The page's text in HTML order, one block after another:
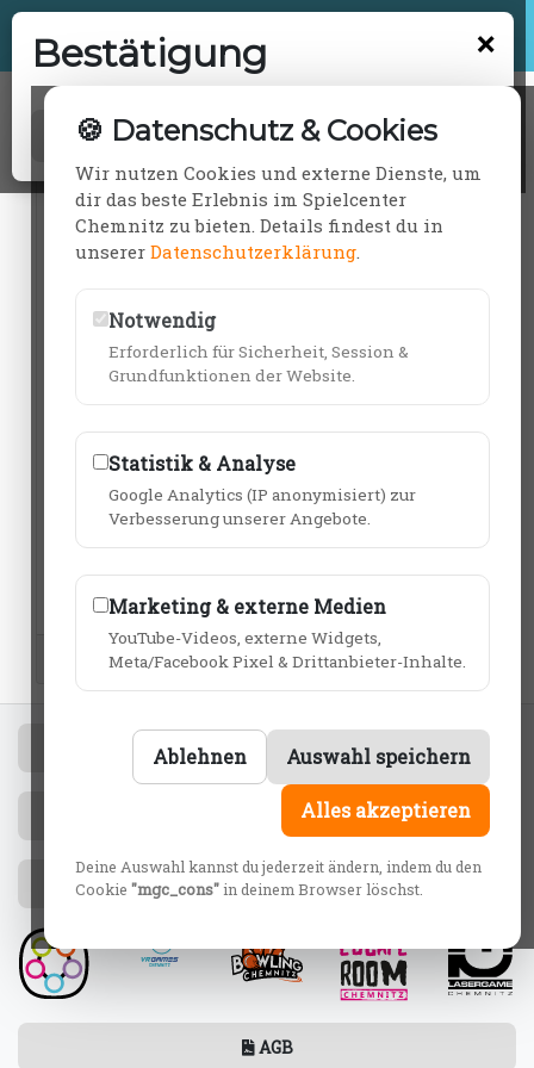
❌
Bestätigung
🍪 Datenschutz & Cookies
Wir nutzen Cookies und externe Dienste, um
dir das beste Erlebnis im Spielcenter
Chemnitz zu bieten. Details findest du in
unserer Datenschutzerklärung.
Notwendig
Erforderlich für Sicherheit, Session &
Grundfunktionen der Website.
Statistik & Analyse
Google Analytics (IP anonymisiert) zur
Verbesserung unserer Angebote.
Marketing & externe Medien
YouTube-Videos, externe Widgets,
Meta/Facebook Pixel & Drittanbieter-Inhalte.
Ablehnen Auswahl speichern
Alles akzeptieren
Deine Auswahl kannst du jederzeit ändern, indem du den
Cookie "mgc_cons"in deinem Browser löschst.
OK
Adventure Minigolf Chemnitz
KindergeburtstagXXLbuchen
Jetzt anrufen.
E-Mail schreiben.
Anfahrt
AGB